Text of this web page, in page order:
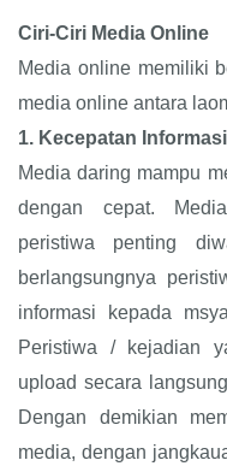
Ciri-Ciri Media Online
Media online memiliki
media online antara
1. Kecepatan
Media daring mampu
dengan cepat.
peristiwa penting
berlangsungnya
informasi kepada
Peristiwa / kejadian
upload secara
Dengan demikian
media, dengan